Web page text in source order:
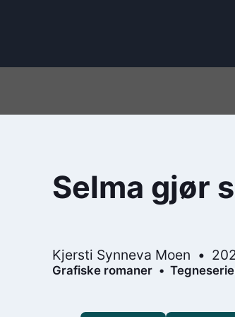
Selma gjør
Kjersti Synneva Moen
Grafiske romaner